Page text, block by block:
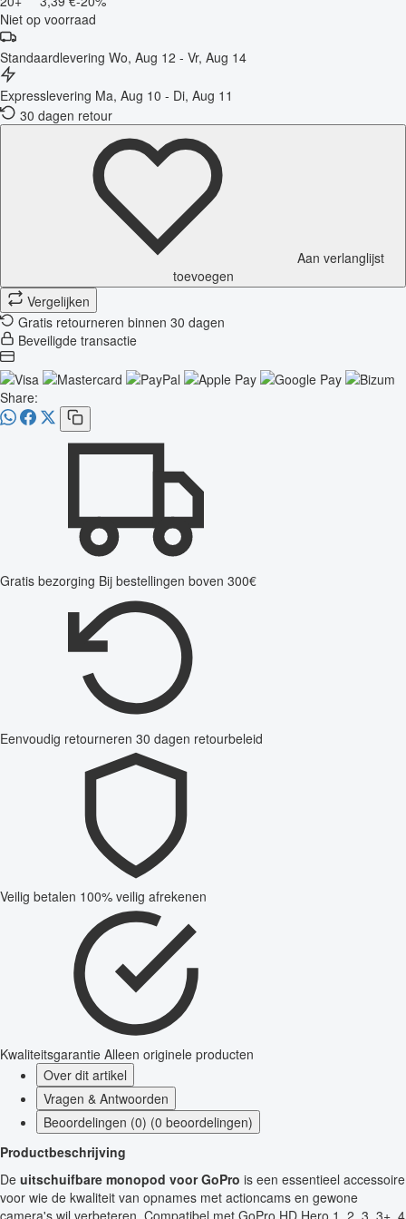
Niet op voorraad
Standaardlevering Wo, Aug 12 - Vr, Aug 14
Expresslevering Ma, Aug 10 - Di, Aug 11
30 dagen retour
Aan verlanglijst
toevoegen
Vergelijken
Gratis retourneren binnen 30 dagen
Beveiligde transactie
Share:
Gratis bezorging Bij bestellingen boven 300€
Eenvoudig retourneren 30 dagen retourbeleid
Veilig betalen 100% veilig afrekenen
Kwaliteitsgarantie Alleen originele producten
Over dit artikel
Vragen & Antwoorden
Beoordelingen (0) (0 beoordelingen)
Productbeschrijving
De uitschuifbare monopod voor GoPro is een essentieel accessoire
voor wie de kwaliteit van opnames met actioncams en gewone
camera's wil verbeteren. Compatibel met GoPro HD Hero 1, 2, 3, 3+, 4